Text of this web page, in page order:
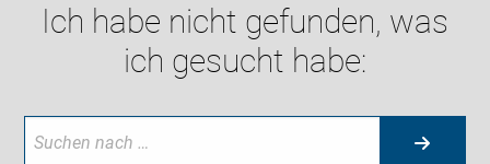
Ich habe nicht gefunden, was
ich gesucht habe: